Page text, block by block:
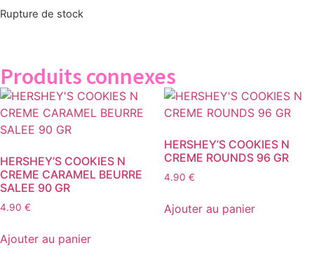
Rupture de stock
Produits connexes
HERSHEY’S COOKIES N
CREME CARAMEL BEURRE
SALEE 90 GR
4.90 €
Ajouter au panier
HERSHEY’S COOKIES N
CREME ROUNDS 96 GR
4.90 €
Ajouter au panier